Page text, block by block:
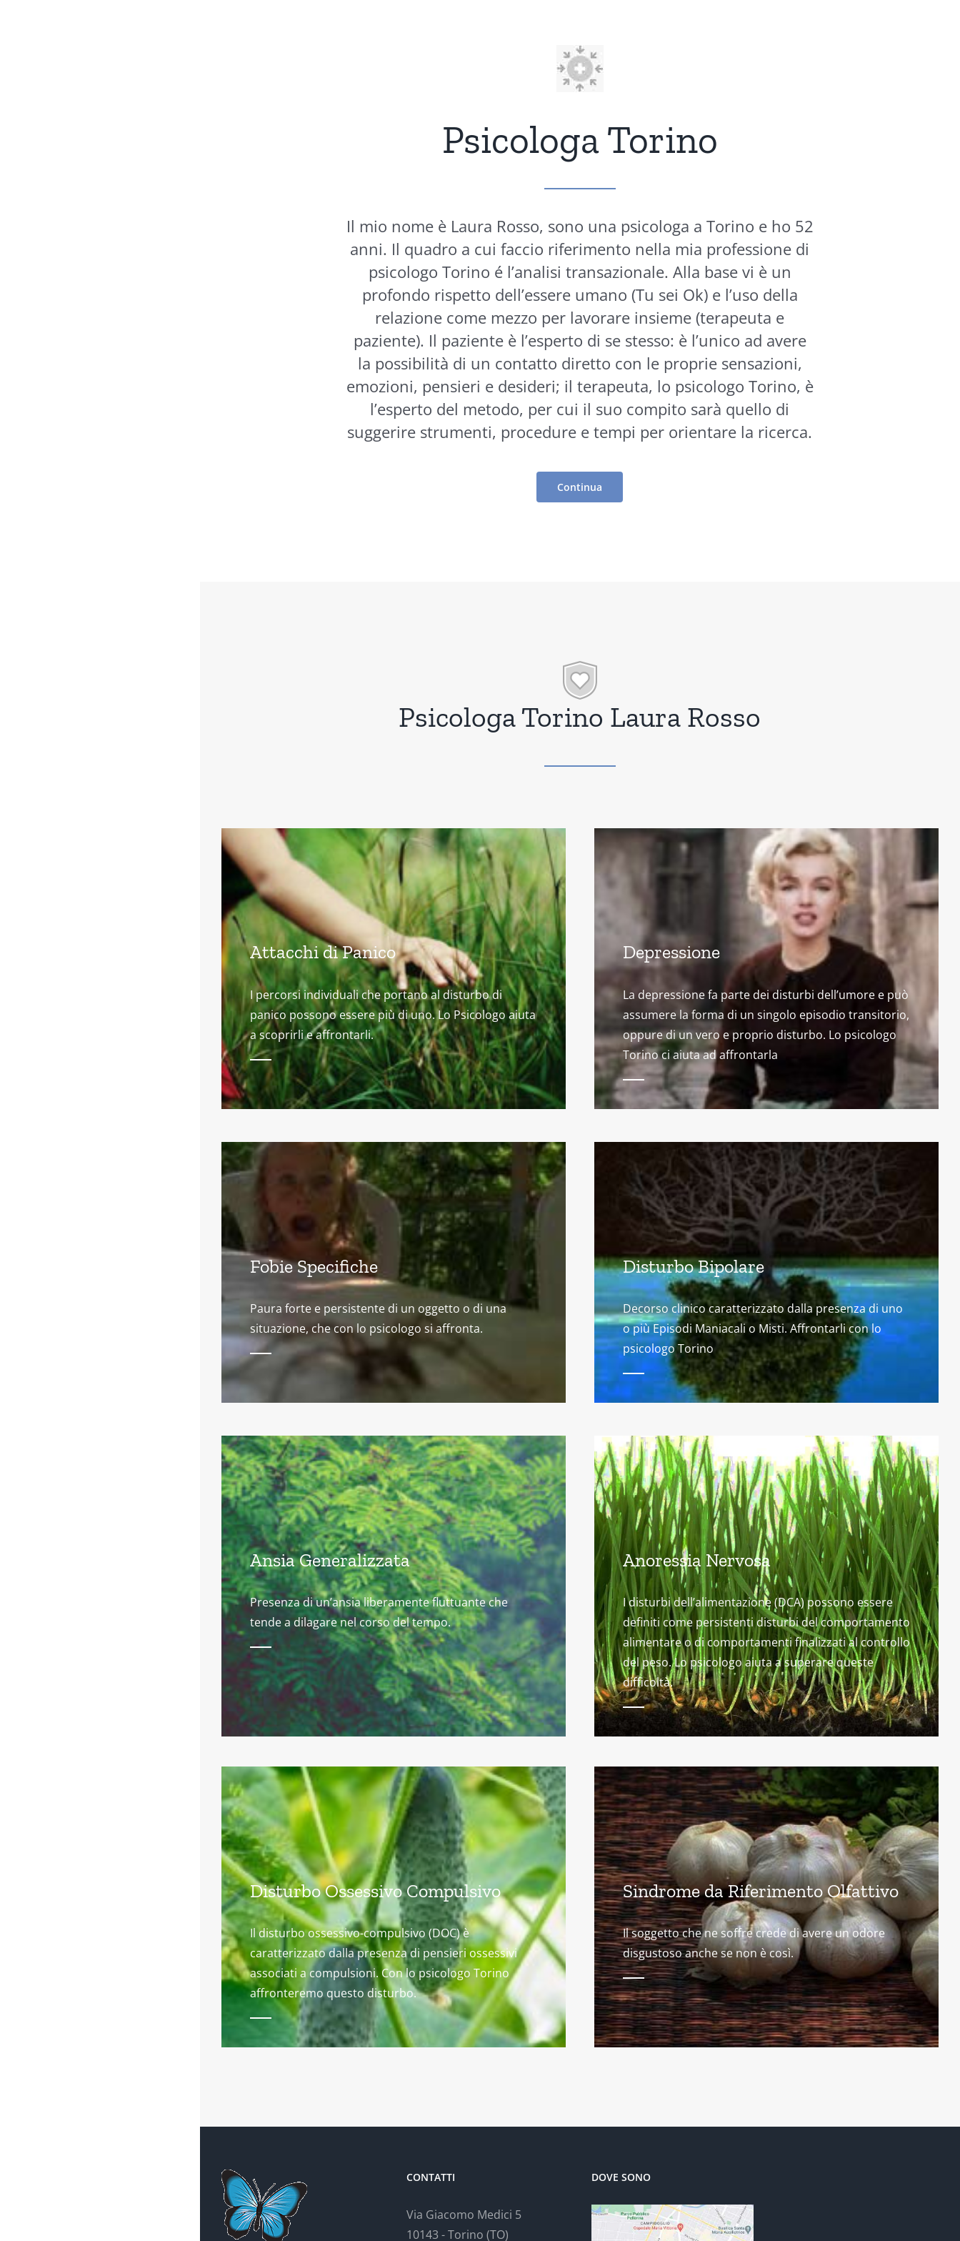
Psicologa Torino
Il mio nome è Laura Rosso, sono una psicologa a Torino e ho 52
anni. Il quadro a cui faccio riferimento nella mia professione di
psicologo Torino é l’analisi transazionale. Alla base vi è un
profondo rispetto dell’essere umano (Tu sei Ok) e l’uso della
relazione come mezzo per lavorare insieme (terapeuta e
paziente). Il paziente è l’esperto di se stesso: è l’unico ad avere
la possibilità di un contatto diretto con le proprie sensazioni,
emozioni, pensieri e desideri; il terapeuta, lo psicologo Torino, è
l’esperto del metodo, per cui il suo compito sarà quello di
suggerire strumenti, procedure e tempi per orientare la ricerca.
Continua
Psicologa Torino Laura Rosso
Attacchi di Panico
I percorsi individuali che portano al disturbo di
panico possono essere più di uno. Lo Psicologo aiuta
a scoprirli e affrontarli.
Depressione
La depressione fa parte dei disturbi dell’umore e può
assumere la forma di un singolo episodio transitorio,
oppure di un vero e proprio disturbo. Lo psicologo
Torino ci aiuta ad affrontarla
Fobie Specifiche
Paura forte e persistente di un oggetto o di una
situazione, che con lo psicologo si affronta.
Disturbo Bipolare
Decorso clinico caratterizzato dalla presenza di uno
o più Episodi Maniacali o Misti. Affrontarli con lo
psicologo Torino
Ansia Generalizzata
Presenza di un’ansia liberamente fluttuante che
tende a dilagare nel corso del tempo.
Anoressia Nervosa
I disturbi dell’alimentazione (DCA) possono essere
definiti come persistenti disturbi del comportamento
alimentare o di comportamenti finalizzati al controllo
del peso. Lo psicologo aiuta a superare queste
difficoltà.
Disturbo Ossessivo Compulsivo
Il disturbo ossessivo-compulsivo (DOC) è
caratterizzato dalla presenza di pensieri ossessivi
associati a compulsioni. Con lo psicologo Torino
affronteremo questo disturbo.
Sindrome da Riferimento Olfattivo
Il soggetto che ne soffre crede di avere un odore
disgustoso anche se non è così.
CONTATTI
Via Giacomo Medici 5
10143 - Torino (TO)
DOVE SONO